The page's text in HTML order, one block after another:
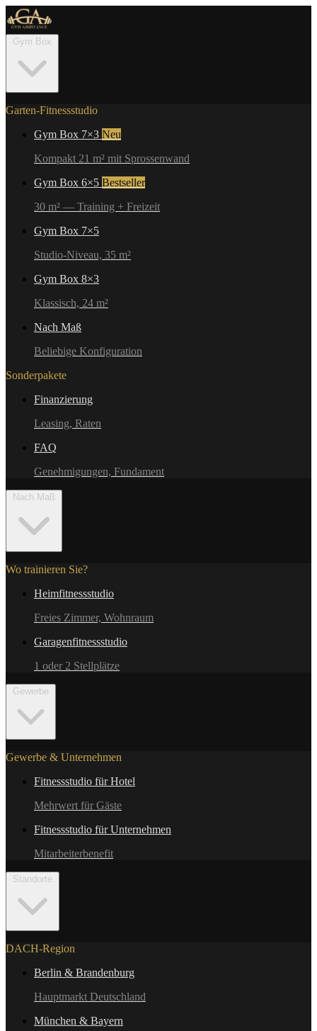
Garten-Fitnessstudio
Gym Box 7×3 Neu
Kompakt 21 m² mit Sprossenwand
Gym Box 6×5 Bestseller
30 m² — Training + Freizeit
Gym Box 7×5
Studio-Niveau, 35 m²
Gym Box 8×3
Klassisch, 24 m²
Nach Maß
Beliebige Konfiguration
Sonderpakete
Finanzierung
Leasing, Raten
FAQ
Genehmigungen, Fundament
Wo trainieren Sie?
Heimfitnessstudio
Freies Zimmer, Wohnraum
Garagenfitnessstudio
1 oder 2 Stellplätze
Gewerbe & Unternehmen
Fitnessstudio für Hotel
Mehrwert für Gäste
Fitnessstudio für Unternehmen
Mitarbeiterbenefit
DACH-Region
Berlin & Brandenburg
Hauptmarkt Deutschland
München & Bayern